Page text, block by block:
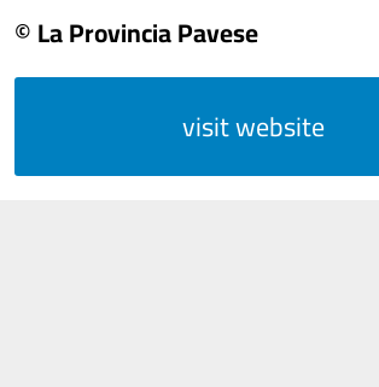
© La Provincia Pavese
visit website